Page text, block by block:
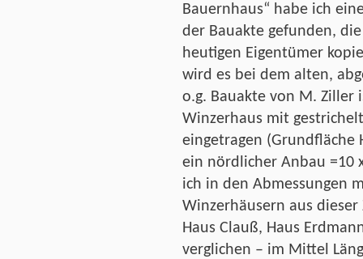
Bauernhaus“ habe ich
der Bauakte gefunden,
heutigen Eigentümer
wird es bei dem alten,
o.g. Bauakte von M. Ziller
Winzerhaus mit
eingetragen (Grundfläche
ein nördlicher Anbau =10
ich in den Abmessungen
Winzerhäusern aus dieser
Haus Clauß, Haus
verglichen – im Mittel